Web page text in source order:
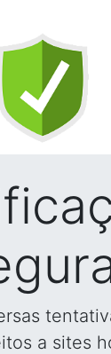
a sites